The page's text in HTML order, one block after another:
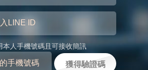
LINE ID
本人手機號碼且可接收簡訊
手機號碼 獲得驗證碼